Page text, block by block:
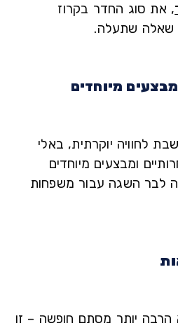
החדר בקרוז
שתעלה.
מיוחדים
יוקרתית, באלי
ומבצעים מיוחדים
השגה עבור משפחות
יותר מסתם חופשה – זו